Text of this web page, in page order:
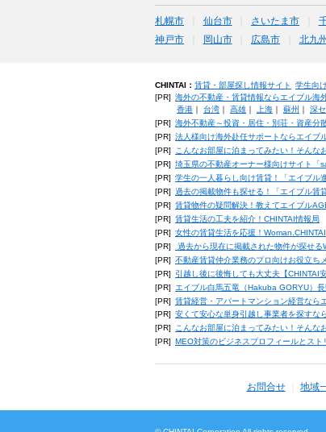
札幌市 仙台市 さいたま市
神戸市
岡山市 広島市 北九
CHINTAI： 賃貸・部屋探し情報サイト 学生向
[PR] 海外の不動産・賃貸情報ならエイブル海
香港｜ 台湾｜ 高雄｜ 上海｜ 蘇州 ｜ 深
[PR] 海外不動産～投資・居住・別荘・資産分
[PR] 法人様向け海外赴任サポートならエイブ
[PR]
こんなお部屋に泊まってみたい！そんな
[PR] 埼玉県の不動産オーナー様向けサイト「
[PR] 学生の一人暮らし向け賃貸！「エイブル
[PR] 過去の掲載物件も探せる！「エイブル賃
[PR] 賃貸物件の疑問解決！教えてエイブル
[PR] 賃貸生活の工夫を紹介！CHINTAI情報局
[PR] 女性の賃貸生活を応援！Woman.CHINTAI
[PR]
過去から現在に掲載された物件が探せる
[PR] 不動産賃貸仲介業務のプロ向けお役立ち
[PR]
引越し後に後悔しても大丈夫【CHINTAI
[PR]
エイブル白馬五竜（Hakuba GORYU）
[PR] 賃貸経営・アパートマンション経営なら
[PR] 安くて安心な単身引越し事業者を探すな
[PR]
こんなお部屋に泊まってみたい！そんな
[PR]
MEO対策のビジネスプロフィールとス
お問合せ 地域